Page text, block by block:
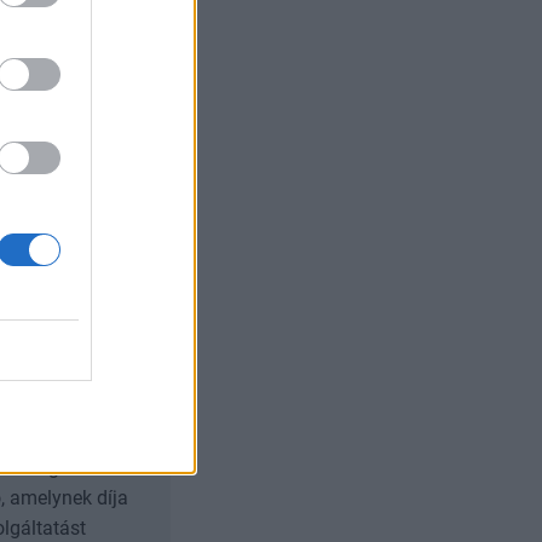
művelet
Irán
többször
célba vehet
A Signature
amelynek díja